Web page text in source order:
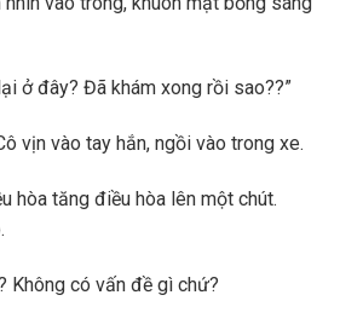
ở đây? Đã khám xong rồi sao??”
vịn vào tay hắn, ngồi vào trong xe.
hòa tăng điều hòa lên một chút.
Không có vấn đề gì chứ?